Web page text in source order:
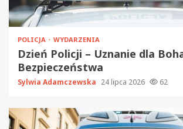
POLICJA WYDARZENIA
Dzień Policji – Uznanie dla
Bezpieczeństwa
Sylwia Adamczewska 24 lipca 2026 62